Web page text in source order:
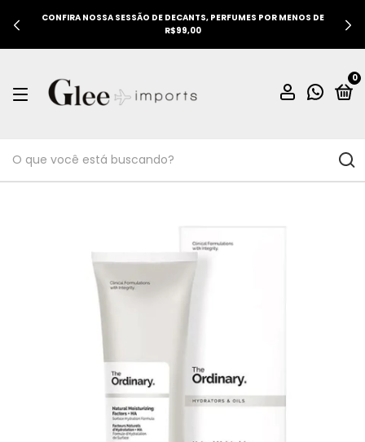
CONFIRA NOSSA SESSÃO DE DECANTS, PERFUMES POR MENOS DE
R$99,00
0